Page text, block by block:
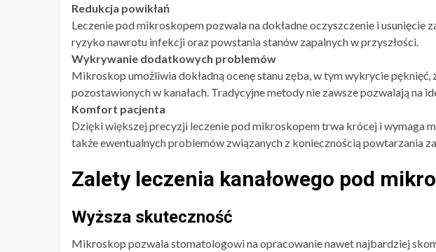
Redukcja powikłań
Leczenie pod mikroskopem pozwala na dokładne oczyszczenie i usunięcie
ryzyko nawrotu infekcji oraz powstania stanów zapalnych w przyszłości.
Wykrywanie dodatkowych problemów
Mikroskop umożliwia dokładną ocenę stanu zęba, w tym wykrycie pęknięć,
pozostawionych w kanałach. Tradycyjne metody nie zawsze pozwalają na
Komfort pacjenta
Dzięki większej precyzji leczenie pod mikroskopem trwa krócej i wymaga
także ewentualnych problemów związanych z koniecznością powtarzania
Zalety leczenia kanałowego pod
Wyższa skuteczność
Mikroskop pozwala stomatologowi na opracowanie nawet najbardziej